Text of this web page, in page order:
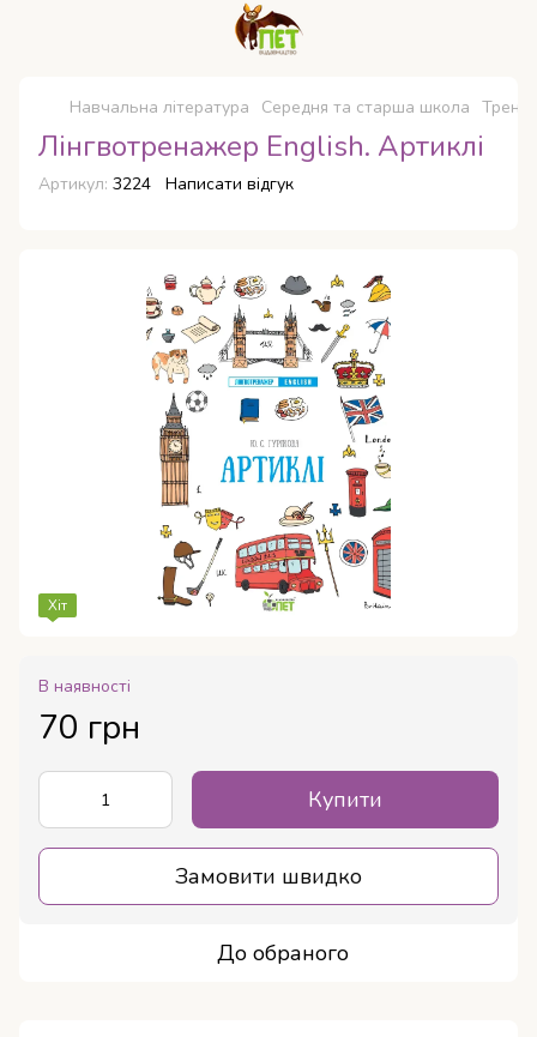
Навчальна література Середня та старша школа
Лінгвотренажер English. Артиклі
Артикул: 3224 Написати відгук
Хіт
В наявності
70 грн
Купити
Замовити швидко
До обраного